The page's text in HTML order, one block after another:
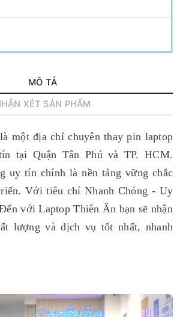
MÔ TẢ
XÉT SẢN PHẨM
một địa chỉ chuyên thay pin laptop
tại Quận Tân Phú và TP. HCM.
uy tín chính là nền tảng vững chắc
Với tiêu chí Nhanh Chóng - Uy
với Laptop Thiên Ân bạn sẽ nhận
lượng và dịch vụ tốt nhất, nhanh